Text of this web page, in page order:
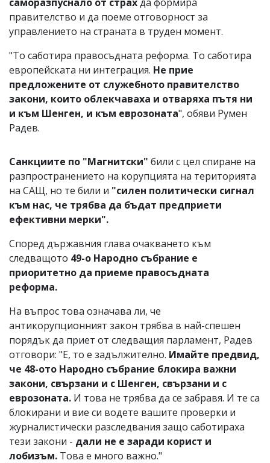
правителство и да поеме отговорност за
управлението на страната в труден момент.
"То саботира правосъдната реформа. То саботира
европейската ни интеграция. Не прие
предложените от служебното правителство
закони, които облекчаваха и отваряха пътя ни
и към Шенген, и към еврозоната", обяви Румен
Радев.
Санкциите по "Магнитски" били с цел спиране на
разпространението на корупцията на територията
на САЩ, но те били и "силен политически сигнал
към нас, че трябва да бъдат предприети
ефективни мерки".
Според държавния глава очакването към
следващото 49-о Народно събрание е
приоритетно да приеме правосъдната
реформа.
На въпрос това означава ли, че
антикорупционният закон трябва в най-спешен
порядък да приет от следващия парламент, Радев
отговори: "Е, то е задължително. Имайте предвид,
че 48-ото Народно събрание блокира важни
закони, свързани и с Шенген, свързани и с
еврозоната. И това не трябва да се забравя. И те са
блокирани и вие си водете вашите проверки и
журналистически разследвания защо саботираха
тези закони - дали не е заради корист и
лобизъм. Това е много важно."